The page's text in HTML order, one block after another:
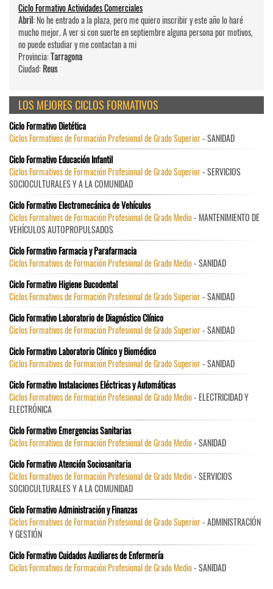
Ciclo Formativo Actividades Comerciales
Abril: No he entrado a la plaza, pero me quiero inscribir y este año lo haré
mucho mejor. A ver si con suerte en septiembre alguna persona por motivos,
no puede estudiar y me contactan a mi
Provincia:Tarragona
Ciudad:Reus
LOS MEJORES CICLOS FORMATIVOS
Ciclo Formativo Dietética
Ciclos Formativos de Formación Profesional de Grado Superior- SANIDAD
Ciclo Formativo Educación Infantil
Ciclos Formativos de Formación Profesional de Grado Superior- SERVICIOS
SOCIOCULTURALES Y A LA COMUNIDAD
Ciclo Formativo Electromecánica de Vehículos
Ciclos Formativos de Formación Profesional de Grado Medio- MANTENIMIENTO DE
VEHÍCULOS AUTOPROPULSADOS
Ciclo Formativo Farmacia y Parafarmacia
Ciclos Formativos de Formación Profesional de Grado Medio- SANIDAD
Ciclo Formativo Higiene Bucodental
Ciclos Formativos de Formación Profesional de Grado Superior- SANIDAD
Ciclo Formativo Laboratorio de Diagnóstico Clínico
Ciclos Formativos de Formación Profesional de Grado Superior- SANIDAD
Ciclo Formativo Laboratorio Clínico y Biomédico
Ciclos Formativos de Formación Profesional de Grado Superior- SANIDAD
Ciclo Formativo Instalaciones Eléctricas y Automáticas
Ciclos Formativos de Formación Profesional de Grado Medio- ELECTRICIDAD Y
ELECTRÓNICA
Ciclo Formativo Emergencias Sanitarias
Ciclos Formativos de Formación Profesional de Grado Medio- SANIDAD
Ciclo Formativo Atención Sociosanitaria
Ciclos Formativos de Formación Profesional de Grado Medio- SERVICIOS
SOCIOCULTURALES Y A LA COMUNIDAD
Ciclo Formativo Administración y Finanzas
Ciclos Formativos de Formación Profesional de Grado Superior- ADMINISTRACIÓN
Y GESTIÓN
Ciclo Formativo Cuidados Auxiliares de Enfermería
Ciclos Formativos de Formación Profesional de Grado Medio- SANIDAD